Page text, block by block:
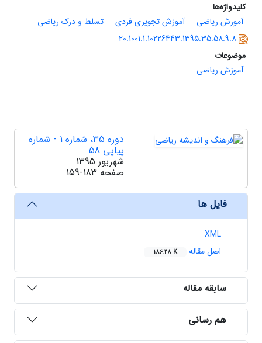
کلیدواژه‌ها
آموزش ریاضی
آموزش تجویزی فردی
تسلط و درک ریاضی
20.1001.1.10226443.1395.35.58.9.8
موضوعات
آموزش ریاضی
دوره 35، شماره 1 - شماره
پیاپی 58
شهریور 1395
صفحه 159-183
فایل ها
XML
اصل مقاله
186.28 K
سابقه مقاله
هم رسانی